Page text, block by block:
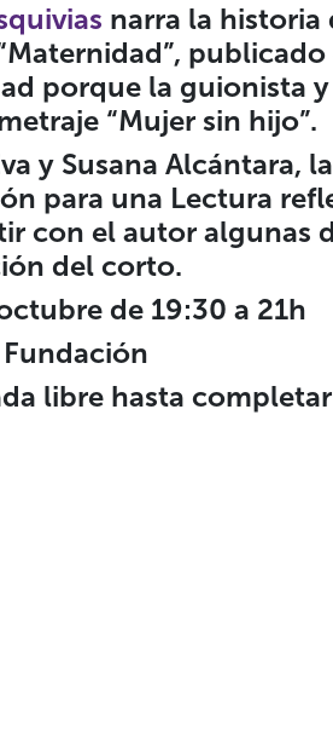
narra la historia
porque la guionista
“Mujer sin hijo”.
y Susana Alcántara,
para una Lectura
con el autor algunas
del corto.
de 19:30 a 21h
Fundación
libre hasta